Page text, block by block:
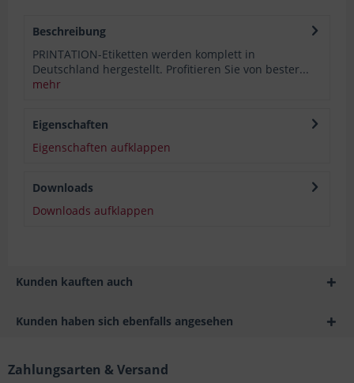
Beschreibung
PRINTATION-Etiketten werden komplett in
Deutschland hergestellt. Profitieren Sie von bester...
mehr
Eigenschaften
Eigenschaften aufklappen
Downloads
Downloads aufklappen
Kunden kauften auch
Kunden haben sich ebenfalls angesehen
Zahlungsarten & Versand